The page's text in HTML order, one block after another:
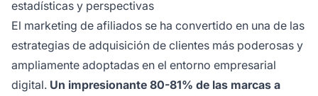
estadísticas y perspectivas
El marketing de afiliados se ha convertido en una de las
estrategias de adquisición de clientes más poderosas y
ampliamente adoptadas en el entorno empresarial
digital. Un impresionante 80-81% de las marcas a